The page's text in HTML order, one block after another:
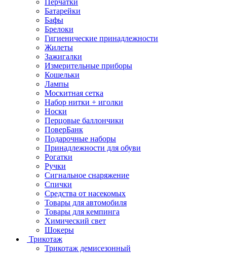
Перчатки
Батарейки
Бафы
Брелоки
Гигиенические принадлежности
Жилеты
Зажигалки
Измерительные приборы
Кошельки
Лампы
Москитная сетка
Набор нитки + иголки
Носки
Перцовые баллончики
ПоверБанк
Подарочные наборы
Принадлежности для обуви
Рогатки
Ручки
Сигнальное снаряжение
Спички
Средства от насекомых
Товары для автомобиля
Товары для кемпинга
Химический свет
Шокеры
Трикотаж
Трикотаж демисезонный